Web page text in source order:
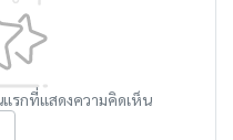
รกที่แสดงความคิดเห็น